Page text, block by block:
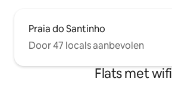
Praia do Santinho
Door 47 locals aanbevolen
Flats met wifi